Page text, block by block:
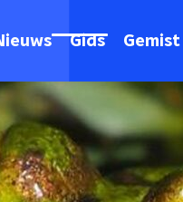
Gids Gemist